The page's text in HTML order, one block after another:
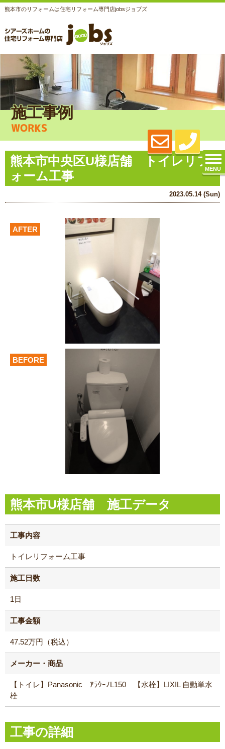
熊本市のリフォームは住宅リフォーム専門店jobsジョブズ
MENU
施工事例
WORKS
熊本市中央区U様店舗 トイレリフ
ォーム工事
2023.05.14 (Sun)
AFTER
BEFORE
熊本市U様店舗 施工データ
工事内容
トイレリフォーム工事
施工日数
1日
工事金額
47.52万円（税込）
メーカー・商品
【トイレ】Panasonic ｱﾗｳｰﾉL150 【水栓】LIXIL 自動単水
栓
工事の詳細